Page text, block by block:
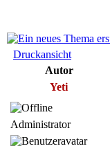
Druckansicht
Autor
Yeti
Administrator